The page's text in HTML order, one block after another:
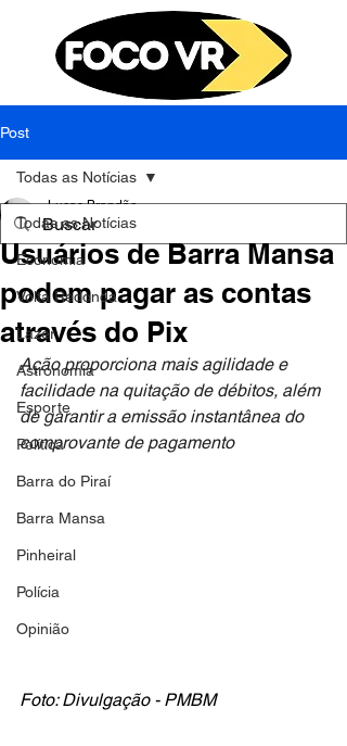
Post
Todas as Notícias
Economia
Volta Redonda
Lazer
Astronomia
Esporte
Política
Barra do Piraí
Barra Mansa
Pinheiral
Polícia
Opinião
Todas as Notícias
Usuários de Barra Mansa
podem pagar as contas
através do Pix
Lucas Brandão
29 de abr. de 2024
Ação proporciona mais agilidade e
facilidade na quitação de débitos, além
de garantir a emissão instantânea do
comprovante de pagamento
Foto: Divulgação - PMBM